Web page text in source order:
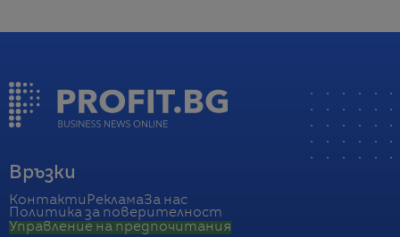
Връзки
Контакти РекламаЗа нас
Политика за поверителност
Управление на предпочитания